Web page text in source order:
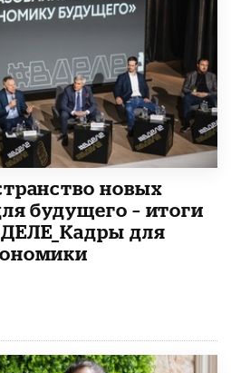
новых
будущего – итоги
для